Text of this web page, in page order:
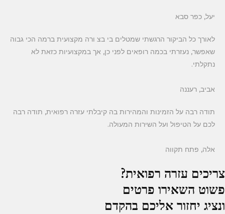
יעל, כפר סבא
לאורך כל הביקור הרגשתי שמטלים בי בצ ורה מקצועית ברמה הכי גבוה
שאפשר, נעזרתי בכמה רופאים לפני כן, אך במקצועיות כזאת לא
נתקלתי.
אביב, רעננה
תודה רבה על הזמינות והמהירות בה קיבלתי עזרה רפואית, תודה רבה
לכם על הטיפול ועל השירות המעולה.
אלה, פתח תקווה
צריכים עזרה רפואית?
פשוט השאירו פרטים
ונציג יחזור אליכם בהקדם